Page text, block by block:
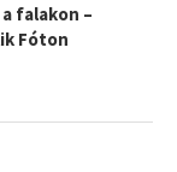
falakon –
Fóton